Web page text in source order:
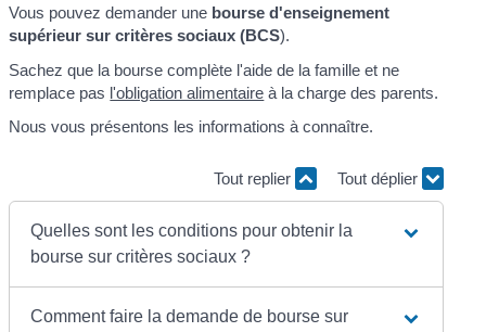
Vous pouvez demander une bourse d'enseignement
supérieur sur critères sociaux (BCS).
Sachez que la bourse complète l'aide de la famille et ne
remplace pas l'obligation alimentaire à la charge des parents.
Nous vous présentons les informations à connaître.
Tout replier Tout déplier
Quelles sont les conditions pour obtenir la
bourse sur critères sociaux ?
Comment faire la demande de bourse sur